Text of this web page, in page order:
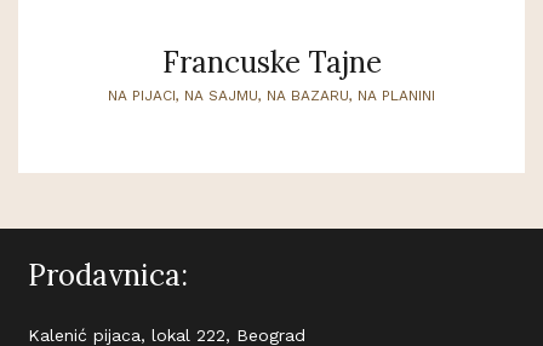
Francuske Tajne
NA PIJACI, NA SAJMU, NA BAZARU, NA PLANINI
Prodavnica:
Kalenić pijaca, lokal 222, Beograd